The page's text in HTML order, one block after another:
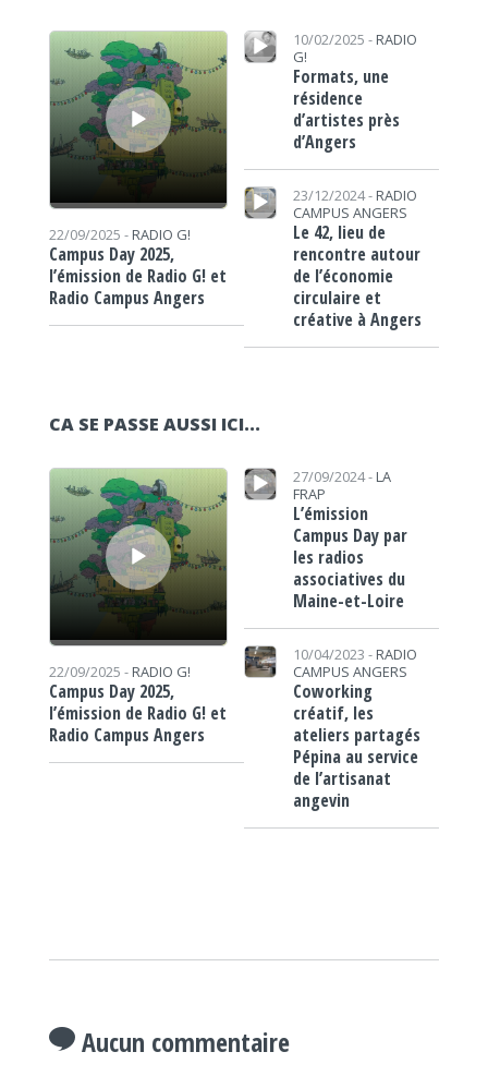
Lecteur audio
22/09/2025 - RADIO G!
Campus Day 2025,
l’émission de Radio G! et
Radio Campus Angers
Lecteur audio 10/02/2025 - RADIO
G!
Formats, une
résidence
d’artistes près
d’Angers
Lecteur audio
23/12/2024 - RADIO
CAMPUS ANGERS
Le 42, lieu de
rencontre autour
de l’économie
circulaire et
créative à Angers
CA SE PASSE AUSSI ICI...
Lecteur audio
22/09/2025 - RADIO G!
Campus Day 2025,
l’émission de Radio G! et
Radio Campus Angers
Lecteur audio 27/09/2024 - LA
FRAP
L’émission
Campus Day par
les radios
associatives du
Maine-et-Loire
10/04/2023 - RADIO
CAMPUS ANGERS
Coworking
créatif, les
ateliers partagés
Pépina au service
de l’artisanat
angevin
Aucun commentaire